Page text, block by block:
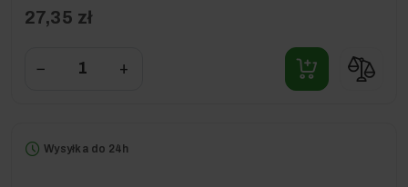
27,35 zł
− +
Wysyłka do 24h